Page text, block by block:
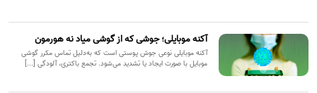
آکنه موبایلی؛ جوشی که از گوشی میاد نه هورمون
آکنه موبایلی نوعی جوش پوستی است که به‌دلیل تماس مکرر گوشی
موبایل با صورت ایجاد یا تشدید می‌شود. تجمع باکتری، آلودگی [...]